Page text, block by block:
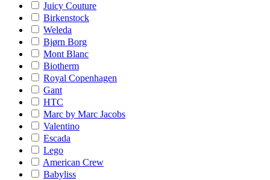
Juicy Couture
Birkenstock
Weleda
Bjørn Borg
Mont Blanc
Biotherm
Royal Copenhagen
Gant
HTC
Marc by Marc Jacobs
Valentino
Escada
Lego
American Crew
Babyliss